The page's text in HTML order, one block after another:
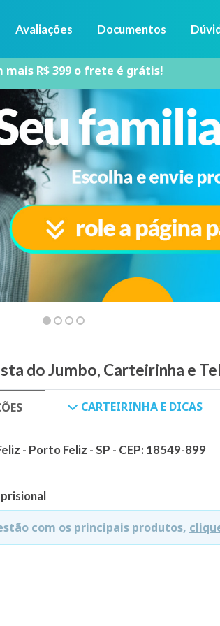
Avaliações Documentos
mais R$ 399 o frete é grátis!
do Jumbo, Carteirinha e
CARTEIRINHA E DICAS
- Porto Feliz - SP - CEP: 18549-899
com os principais produtos,